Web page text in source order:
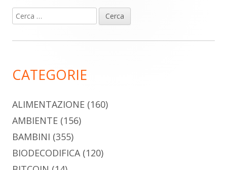
Barra
laterale
Ricerca
per:
CATEGORIE
ALIMENTAZIONE (160)
AMBIENTE (156)
BAMBINI (355)
BIODECODIFICA(120)